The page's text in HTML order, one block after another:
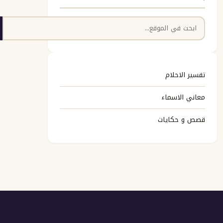
البحث
تفسير الاحلام
معاني الاسماء
قصص و حكايات